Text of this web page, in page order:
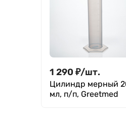
1 290 ₽/шт.
Цилиндр мерный
мл, п/п, Greetmed